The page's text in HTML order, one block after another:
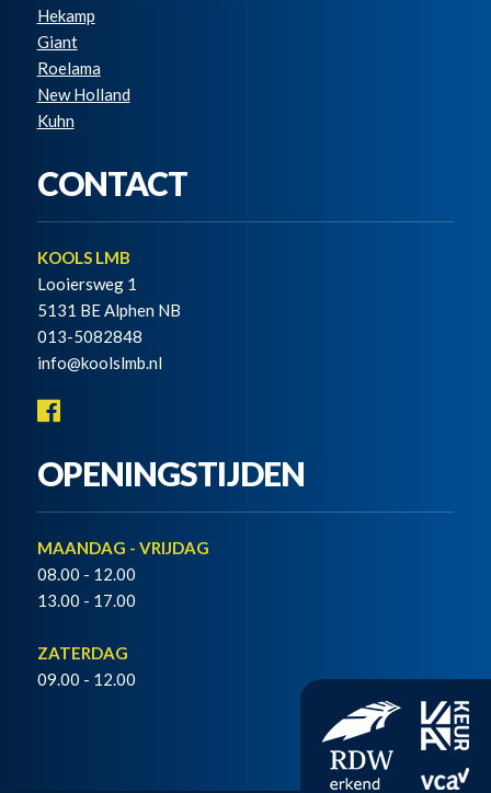
Hekamp
Giant
Roelama
New Holland
Kuhn
CONTACT
KOOLS LMB
Looiersweg 1
5131 BE Alphen NB
013-5082848
info@koolslmb.nl
OPENINGSTIJDEN
MAANDAG - VRIJDAG
08.00 - 12.00
13.00 - 17.00
ZATERDAG
09.00 - 12.00